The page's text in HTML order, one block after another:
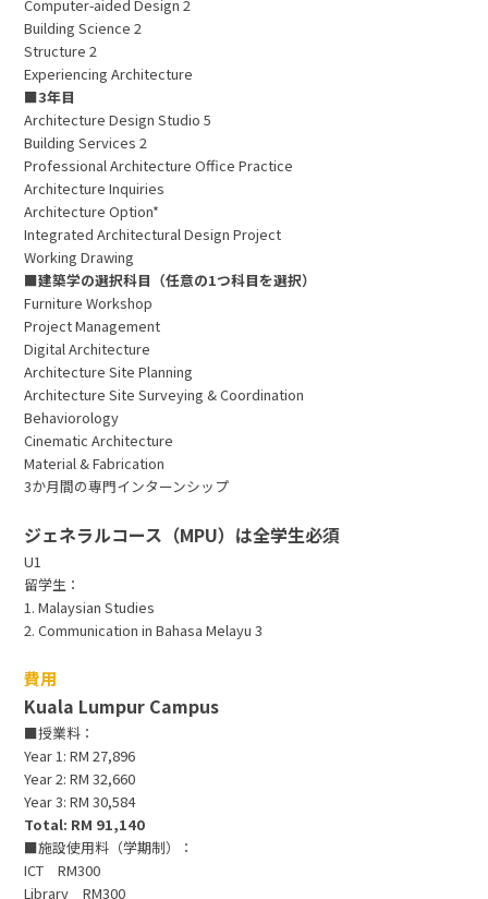
Computer-aided Design 2
Building Science 2
Structure 2
Experiencing Architecture
■3年目
Architecture Design Studio 5
Building Services 2
Professional Architecture Office Practice
Architecture Inquiries
Architecture Option*
Integrated Architectural Design Project
Working Drawing
■建築学の選択科目（任意の1つ科目を選択）
Furniture Workshop
Project Management
Digital Architecture
Architecture Site Planning
Architecture Site Surveying & Coordination
Behaviorology
Cinematic Architecture
Material & Fabrication
3か月間の専門インターンシップ
ジェネラルコース（MPU）は全学生必須
U1
留学生：
1. Malaysian Studies
2. Communication in Bahasa Melayu 3
費用
Kuala Lumpur Campus
■授業料：
Year 1: RM 27,896
Year 2: RM 32,660
Year 3: RM 30,584
Total: RM 91,140
■施設使用料（学期制）：
ICT RM300
Library RM300